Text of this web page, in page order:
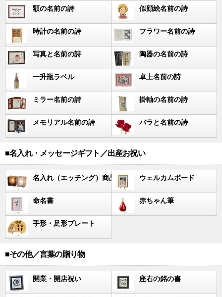
額の名前の詩 似顔絵名前の詩
時計の名前の詩 フラワー名前の詩
写真と名前の詩 陶器の名前の詩
一升瓶ラベル 卓上名前の詩
ミラー名前の詩 掛軸の名前の詩
メモリアル名前の詩 バラと名前の詩
■名入れ・メッセージギフト／出産お祝い
名入れ（エッチング）商品 ウェルカムボード
命名書 赤ちゃん筆
手形・足形プレート
■その他／言葉の贈り物
開業・開店祝い 座右の銘の書